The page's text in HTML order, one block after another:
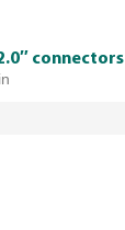
connectors